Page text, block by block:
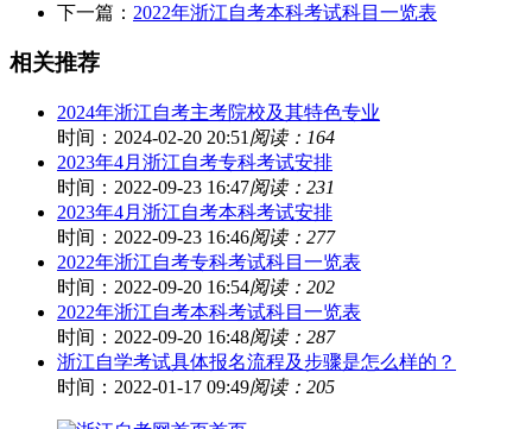
下一篇： 2022年浙江自考本科考试科目一览表
相关推荐
2024年浙江自考主考院校及其特色专业
时间：2024-02-20 20:51 阅读：164
2023年4月浙江自考专科考试安排
时间：2022-09-23 16:47阅读：231
2023年4月浙江自考本科考试安排
时间：2022-09-23 16:46阅读：277
2022年浙江自考专科考试科目一览表
时间：2022-09-20 16:54阅读：202
2022年浙江自考本科考试科目一览表
时间：2022-09-20 16:48阅读：287
浙江自学考试具体报名流程及步骤是怎么样的？
时间：2022-01-17 09:49阅读：205